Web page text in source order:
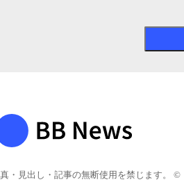
・見出し・記事の無断使用を禁じます。 ©